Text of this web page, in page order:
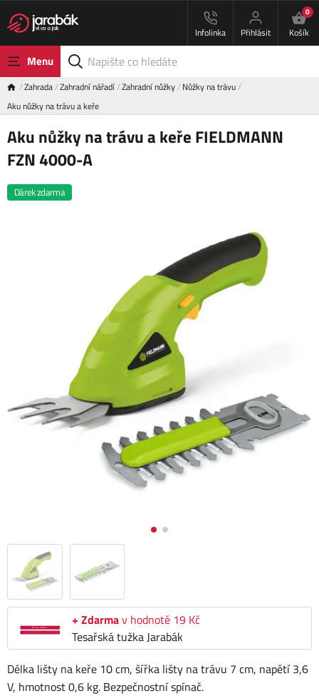
Infolinka Přihlásit
0
Košík
Menu
Zahrada Zahradní nářadí Zahradní nůžky Nůžky na trávu
Aku nůžky na trávu a keře
Aku nůžky na trávu a keře FIELDMANN
FZN 4000-A
Dárek zdarma
+ Zdarmav hodnotě 19 Kč
Tesařská tužka Jarabák
Délka lišty na keře 10 cm, šířka lišty na trávu 7 cm, napětí 3,6
V, hmotnost 0,6 kg. Bezpečnostní spínač.